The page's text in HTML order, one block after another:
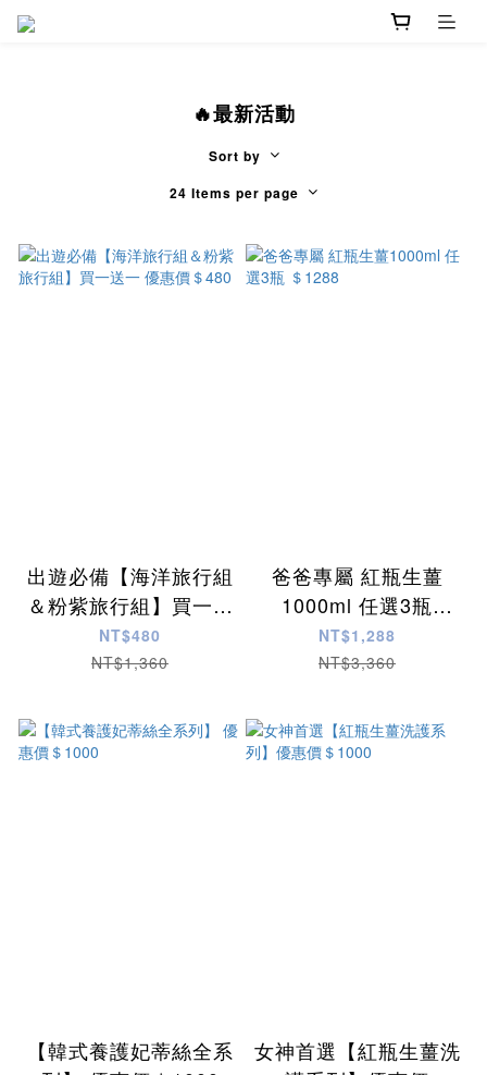
🔥最新活動
Sort by
24 Items per page
出遊必備【海洋旅行組
＆粉紫旅行組】買一送
一 優惠價＄480
NT$480
NT$1,360
爸爸專屬 紅瓶生薑
1000ml 任選3瓶
＄1288
NT$1,288
NT$3,360
【韓式養護妃蒂絲全系
女神首選【紅瓶生薑洗